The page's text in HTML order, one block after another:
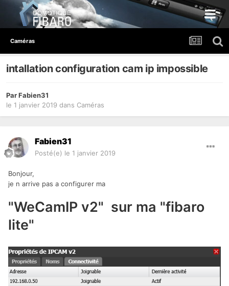
Caméras
intallation configuration cam ip impossible
ParFabien31
le 1 janvier 2019 dans Caméras
Fabien31
Posté(e) le 1 janvier 2019
Bonjour,
je n arrive pas a configurer ma
"WeCamIP v2" sur ma "fibaro
lite"